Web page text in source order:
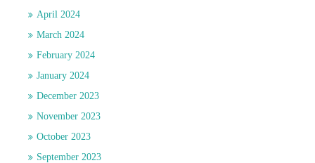
April 2024
March 2024
February 2024
January 2024
December 2023
November 2023
October 2023
September 2023